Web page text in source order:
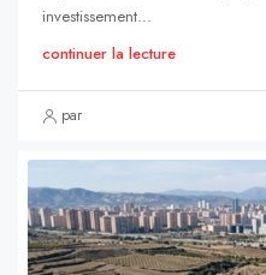
investissement...
continuer la lecture
par